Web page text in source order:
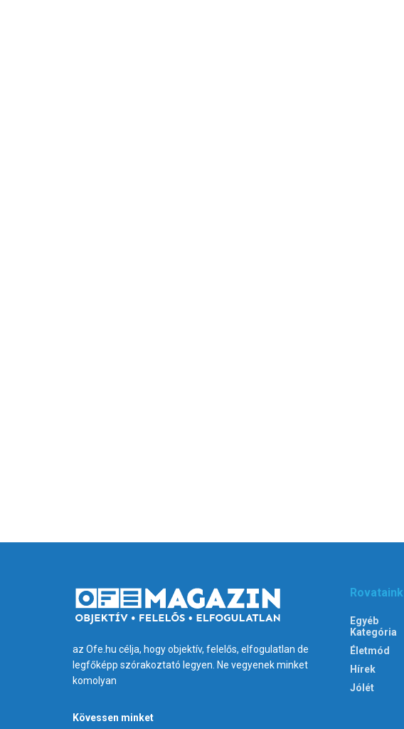
az Ofe.hu célja, hogy objektív, felelős, elfogulatlan de
legfőképp szórakoztató legyen. Ne vegyenek minket
komolyan
Kövessen minket
Rovataink
Egyéb
Kategória
Életmód
Hírek
Jólét